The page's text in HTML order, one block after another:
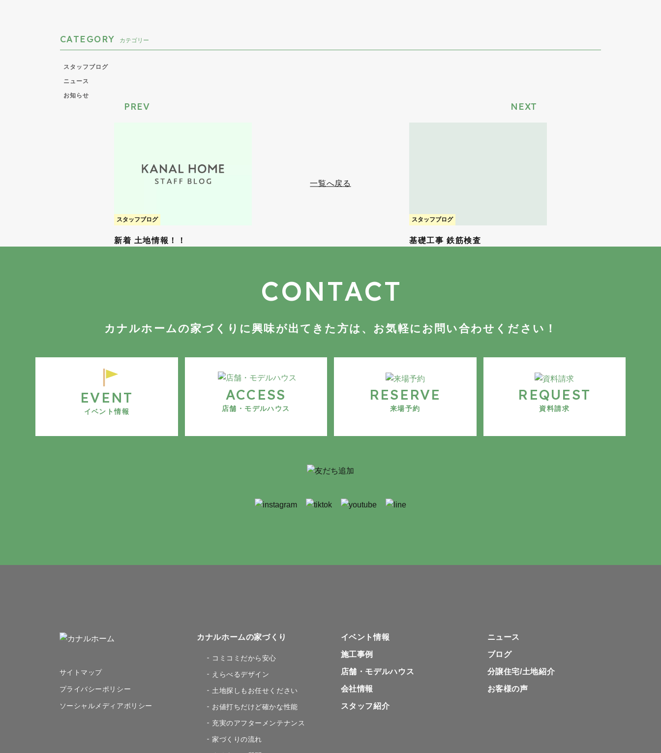
CATEGORY カテゴリー
スタッフブログ
ニュース
お知らせ
PREV
スタッフブログ
新着 土地情報！！
NEXT
スタッフブログ
基礎工事 鉄筋検査
一覧へ戻る
CONTACT
カナルホームの家づくりに興味が出てきた方は 、 お気軽にお問い合わせください！
EVENT
イベント情報
ACCESS
店舗・モデルハウス
RESERVE
来場予約
REQUEST
資料請求
カナルホームの家づくり
コミコミだから安心
えらべるデザイン
土地探しも お任せください
お値打ちだけど確かな性能
充実のアフターメンテナンス
家づくりの流れ
イベント情報
施工事例
店舗・ モデルハウス
会社情報
スタッフ紹介
ニュース
ブログ
分譲住宅/土地紹介
お客様の声
サイトマップ
プライバシーポリシー
ソーシャルメディアポリシー